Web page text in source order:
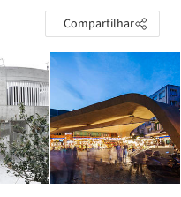
Compartilhar